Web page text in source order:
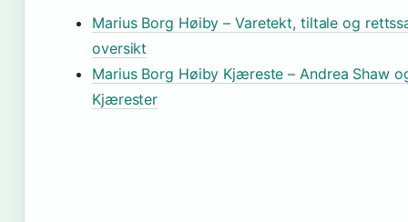
Marius Borg Høiby – Varetekt, tiltale og
oversikt
Marius Borg Høiby Kjæreste – Andrea Shaw
Kjærester